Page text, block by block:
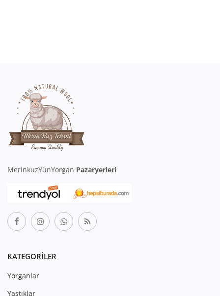
MerinkuzYünYorgan Pazaryerleri
KATEGORILER
Yorganlar
Yastıklar